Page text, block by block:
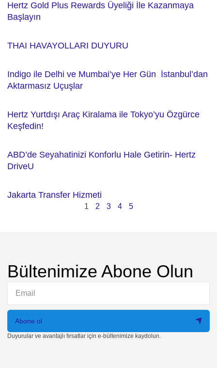
Hertz Gold Plus Rewards Üyeliği İle Kazanmaya
Başlayın
THAI HAVAYOLLARI DUYURU
Indigo ile Delhi ve Mumbai’ye Her Gün İstanbul’dan
Aktarmasız Uçuşlar
Hertz Yurtdışı Araç Kiralama ile Tokyo’yu Özgürce
Keşfedin!
ABD’de Seyahatinizi Konforlu Hale Getirin- Hertz
DriveU
Jakarta Transfer Hizmeti
1 2 3 4 5
Bültenimize Abone Olun
Abone ol
Duyurular ve avantajlı fırsatlar için e-bültenimize kaydolun.